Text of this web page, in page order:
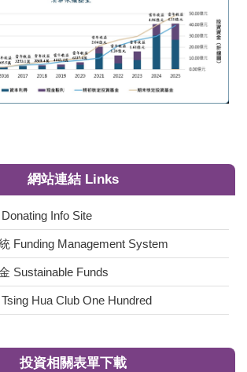
網站連結 Links
Info Site
Funding Management System
Sustainable Funds
Hua Club One Hundred
投資相關表單下載